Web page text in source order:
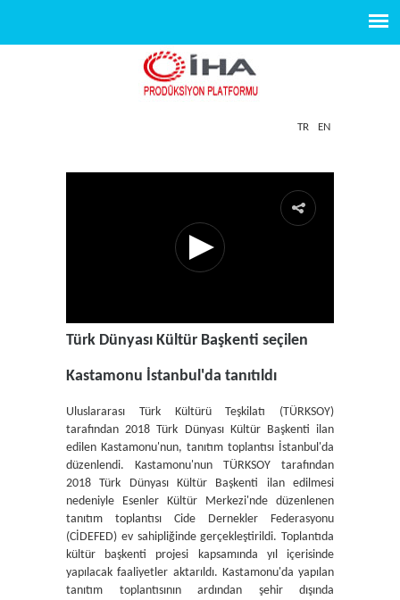
TR EN
Türk Dünyası Kültür Başkenti seçilen
Kastamonu İstanbul'da tanıtıldı
Uluslararası Türk Kültürü Teşkilatı (TÜRKSOY)
tarafından 2018 Türk Dünyası Kültür Başkenti ilan
edilen Kastamonu'nun, tanıtım toplantısı İstanbul'da
düzenlendi. Kastamonu'nun TÜRKSOY tarafından
2018 Türk Dünyası Kültür Başkenti ilan edilmesi
nedeniyle Esenler Kültür Merkezi'nde düzenlenen
tanıtım toplantısı Cide Dernekler Federasyonu
(CİDEFED) ev sahipliğinde gerçekleştirildi. Toplantıda
kültür başkenti projesi kapsamında yıl içerisinde
yapılacak faaliyetler aktarıldı. Kastamonu'da yapılan
tanıtım toplantısının ardından şehir dışında